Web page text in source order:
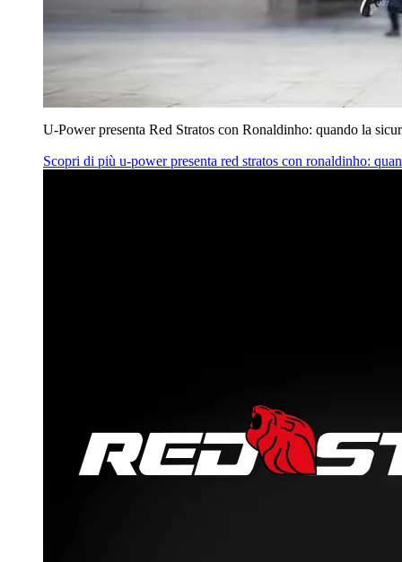
U‑Power presenta Red Stratos con Ronaldinho: quando la
Scopri di più u‑power presenta red stratos con ronaldinho: